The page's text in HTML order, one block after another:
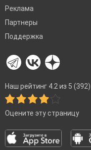
Реклама
Партнеры
Поддержка
Наш рейтинг 4.2 из 5 (392)
Оцените эту страницу